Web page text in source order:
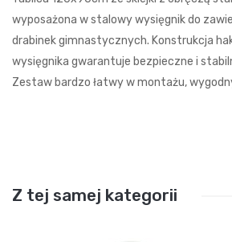
wyposażona w stalowy wysięgnik do
drabinek gimnastycznych. Konstrukcja
wysięgnika gwarantuje bezpieczne i
Zestaw bardzo łatwy w montażu,
Z tej samej kategorii